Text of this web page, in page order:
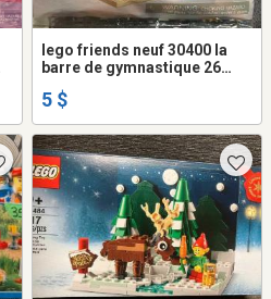
lego friends neuf 30400 la
barre de gymnastique 26
5 $